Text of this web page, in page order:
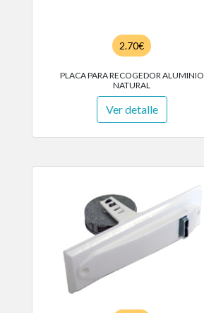
2.70€
PLACA PARA RECOGEDOR ALUMINIO
NATURAL
Ver detalle